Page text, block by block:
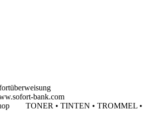
bank.com
TONER • TINTEN • TROMMEL •